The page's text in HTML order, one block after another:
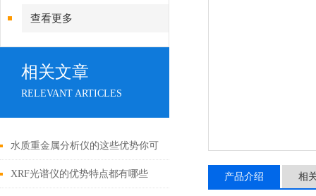
查看更多
相关文章
RELEVANT ARTICLES
水质重金属分析仪的这些优势你可
都知道？
XRF光谱仪的优势特点都有哪些 产品介绍 相